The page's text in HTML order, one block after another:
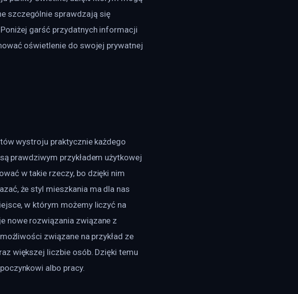
szczególnie sprawdzają się
garść przydatnych informacji
oświetlenie do swojej prywatnej
wystroju praktycznie każdego
prawdziwym przykładem użytkowej
w takie rzeczy, bo dzięki nim
że styl mieszkania ma dla nas
w którym możemy liczyć na
nowe rozwiązania związane z
związane na przykład ze
większej liczbie osób. Dzięki temu
albo pracy.